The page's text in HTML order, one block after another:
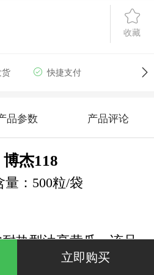
收藏
货 快捷支付
品参数 产品评论
博杰118
量：500粒/袋
热型油亮黄瓜，该品
，粗短把，密刺型，深
立即购买